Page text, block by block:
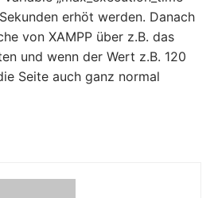
erhöt werden. Danach
von XAMPP über z.B. das
und wenn der Wert z.B. 120
Seite auch ganz normal